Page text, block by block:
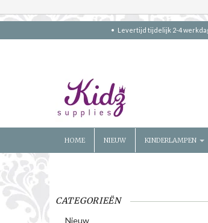
Levertijd tijdelijk 2-4
HOME NIEUW KINDERLAMPEN
CATEGORIEËN
Nieuw